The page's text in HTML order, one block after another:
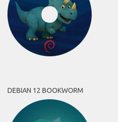
DEBIAN 12 BOOKWORM